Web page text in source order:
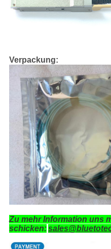
Verpackung:
Zu mehr Information uns
schicken: